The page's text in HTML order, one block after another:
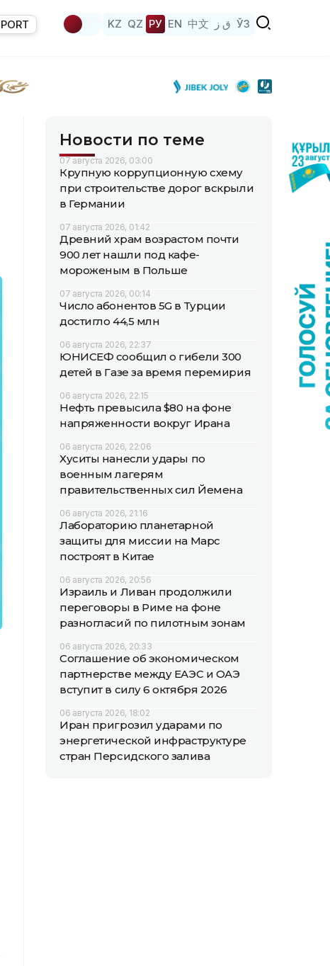
KZ QZ РУ EN 中文 ق ز ЎЗ
Новости по теме
07 августа 2026, 03:00
Крупную коррупционную схему
при строительстве дорог вскрыли
в Германии
07 августа 2026, 01:42
Древний храм возрастом почти
900 лет нашли под кафе-
мороженым в Польше
07 августа 2026, 00:14
Число абонентов 5G в Турции
достигло 44,5 млн
06 августа 2026, 22:37
ЮНИСЕФ сообщил о гибели 300
детей в Газе за время перемирия
06 августа 2026, 22:15
Нефть превысила $80 на фоне
напряженности вокруг Ирана
06 августа 2026, 22:06
Хуситы нанесли удары по
военным лагерям
правительственных сил Йемена
06 августа 2026, 21:16
Лабораторию планетарной
защиты для миссии на Марс
построят в Китае
06 августа 2026, 20:56
Израиль и Ливан продолжили
переговоры в Риме на фоне
разногласий по пилотным зонам
06 августа 2026, 20:33
Соглашение об экономическом
партнерстве между ЕАЭС и ОАЭ
вступит в силу 6 октября 2026
06 августа 2026, 18:02
Иран пригрозил ударами по
энергетической инфраструктуре
стран Персидского залива